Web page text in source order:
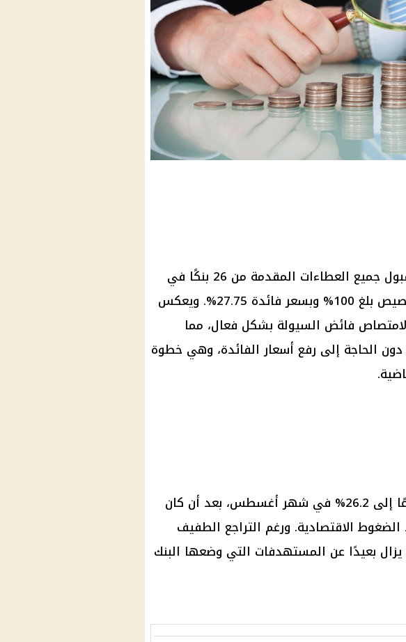
وكشفت بيانات البنك المركزي عن قبول جميع العطاءات المقدمة من 26 بنكًا في
السوق المفتوحة، وذلك بمعدل تخصيص بلغ 100% وبسعر فائدة 27.75%. ويعكس
لامتصاص فائض السيولة بشكل فعال، مما
الحاجة إلى رفع أسعار الفائدة، وهي خطوة
شهد معدل التضخم السنوي ارتفاعًا إلى 26.2% في شهر أغسطس، بعد أن كان
الضغوط الاقتصادية. ورغم التراجع الطفيف
يزال بعيدًا عن المستهدفات التي وضعها البنك